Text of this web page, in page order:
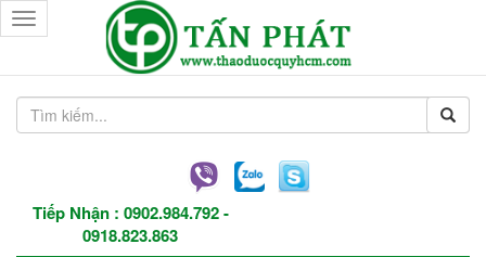
Tiếp Nhận : 0902.984.792-
0918.823.863
Toggle
navigation